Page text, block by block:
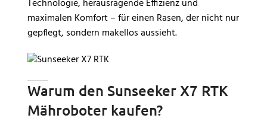
Technologie, herausragende Effizienz und
maximalen Komfort – für einen Rasen, der nicht nur
gepflegt, sondern makellos aussieht.
Warum den Sunseeker X7 RTK
Mähroboter kaufen?